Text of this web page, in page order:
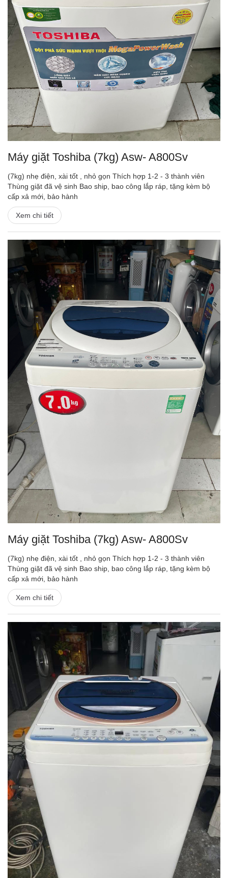
Máy giặt Toshiba (7kg) Asw- A800Sv
(7kg) nhẹ điện, xài tốt , nhỏ gọn Thích hợp 1-2 - 3 thành viên
Thùng giặt đã vệ sinh Bao ship, bao công lắp ráp, tặng kèm bộ
cấp xả mới, bảo hành
Xem chi tiết
Máy giặt Toshiba (7kg) Asw- A800Sv
(7kg) nhẹ điện, xài tốt , nhỏ gọn Thích hợp 1-2 - 3 thành viên
Thùng giặt đã vệ sinh Bao ship, bao công lắp ráp, tặng kèm bộ
cấp xả mới, bảo hành
Xem chi tiết